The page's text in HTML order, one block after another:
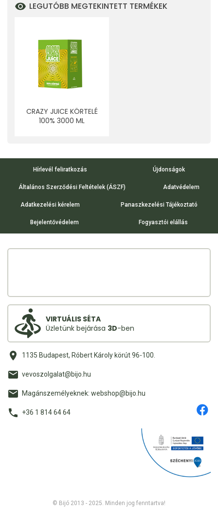
LEGUTÓBB MEGTEKINTETT TERMÉKEK
CRAZY JUICE KÖRTELÉ
100% 3000 ML
Hírlevél feliratkozás Újdonságok
Általános Szerződési Feltételek (ÁSZF) Adatvédelem
Adatkezelési kérelem Panaszkezelési Tájékoztató
Bejelentővédelem Fogyasztói elállás
VIRTUÁLIS SÉTA
Üzletünk bejárása 3D-ben
1135 Budapest, Róbert Károly körút 96-100.
vevoszolgalat@bijo.hu
Magánszemélyeknek: webshop@bijo.hu
+36 1 814 64 64
© Bijó 2013 - 2025. Minden jog fenntartva!